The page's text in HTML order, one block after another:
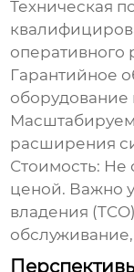
Техническая
Гарантийное
расширения
Стоимость: Не
ценой. Важно
владения